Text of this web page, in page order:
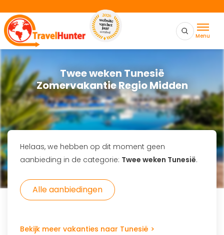
Menu
Twee weken Tunesië
Zomervakantie Regio Midden
Helaas, we hebben op dit moment geen
aanbieding in de categorie: Twee weken Tunesië.
Alle aanbiedingen
Bekijk meer vakanties naar Tunesië >